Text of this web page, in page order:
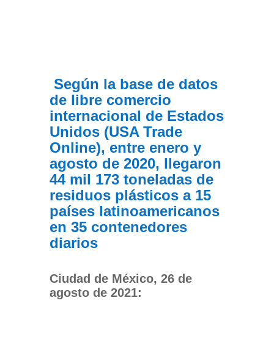
Según la base de datos
de libre comercio
internacional de Estados
Unidos (USA Trade
Online), entre enero y
agosto de 2020, llegaron
44 mil 173 toneladas de
residuos plásticos a 15
países latinoamericanos
en 35 contenedores
diarios
Ciudad de México, 26 de
agosto de 2021: